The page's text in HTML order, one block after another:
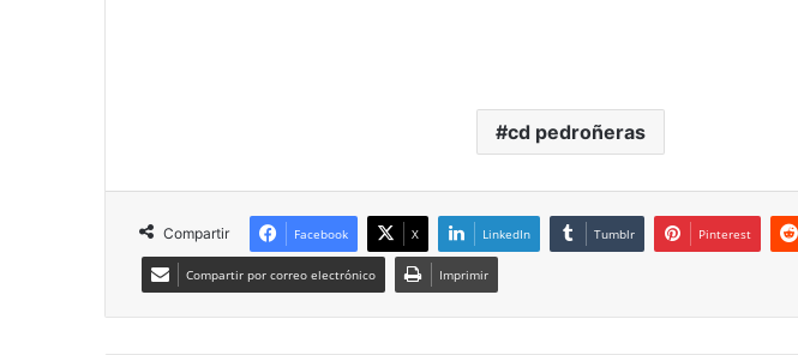
cd pedroñeras
Compartir Facebook X LinkedIn Tumblr Pinterest
Compartir por correo electrónico Imprimir